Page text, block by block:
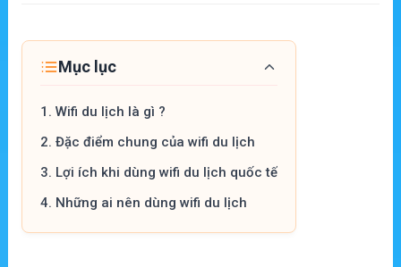
Mục lục
1. Wifi du lịch là gì ?
2. Đặc điểm chung của wifi du lịch
3. Lợi ích khi dùng wifi du lịch quốc tế
4. Những ai nên dùng wifi du lịch